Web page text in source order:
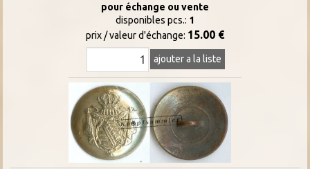
pour échange ou vente
disponibles pcs.: 1
prix / valeur d'échange: 15.00 €
ajouter a la liste